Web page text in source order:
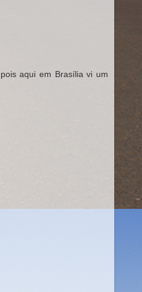
aqui em Brasília vi um